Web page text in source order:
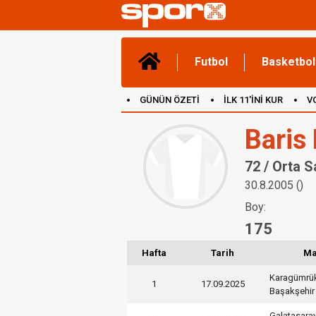
Futbol Basketbol
GÜNÜN ÖZETİ İLK 11'İNİ KUR
Baris
72 / Orta
30.8.2005 ()
Boy:
175
Hafta Tarih
1 17.09.2025
Başakşehir